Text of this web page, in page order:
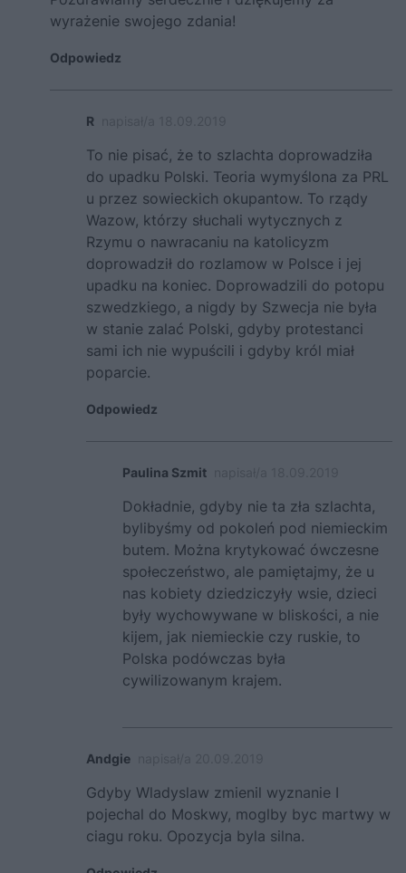
wyrażenie swojego zdania!
Odpowiedz
R
To nie pisać, że to szlachta doprowadziła
do upadku Polski. Teoria wymyślona za PRL
u przez sowieckich okupantow. To rządy
Wazow, którzy słuchali wytycznych z
Rzymu o nawracaniu na katolicyzm
doprowadził do rozlamow w Polsce i jej
upadku na koniec. Doprowadzili do potopu
szwedzkiego, a nigdy by Szwecja nie była
w stanie zalać Polski, gdyby protestanci
sami ich nie wypuścili i gdyby król miał
poparcie.
Odpowiedz
Paulina Szmit
Dokładnie, gdyby nie ta zła szlachta,
bylibyśmy od pokoleń pod niemieckim
butem. Można krytykować ówczesne
społeczeństwo, ale pamiętajmy, że u
nas kobiety dziedziczyły wsie, dzieci
były wychowywane w bliskości, a nie
kijem, jak niemieckie czy ruskie, to
Polska podówczas była
cywilizowanym krajem.
Andgie
Gdyby Wladyslaw zmienil wyznanie I
pojechal do Moskwy, moglby byc martwy w
ciagu roku. Opozycja byla silna.